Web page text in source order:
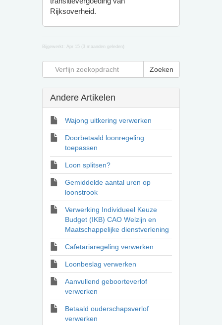
Rijksoverheid.
Bijgewerkt: Apr 15 (3 maanden geleden)
Andere Artikelen
Wajong uitkering verwerken
Doorbetaald loonregeling
toepassen
Loon splitsen?
Gemiddelde aantal uren op
loonstrook
Verwerking Individueel Keuze
Budget (IKB) CAO Welzijn en
Maatschappelijke dienstverlening
Cafetariaregeling verwerken
Loonbeslag verwerken
Aanvullend geboorteverlof
verwerken
Betaald ouderschapsverlof
verwerken